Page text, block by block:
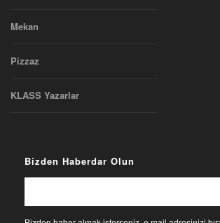
Mekan
Pizzaz
KLASS Yazarlar
Bizden Haberdar Olun